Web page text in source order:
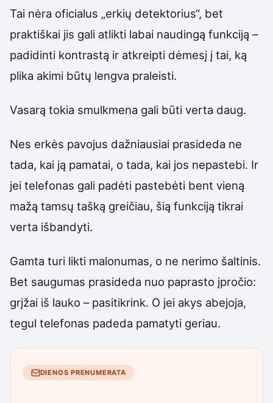
Tai nėra oficialus „erkių detektorius“, bet
praktiškai jis gali atlikti labai naudingą funkciją –
padidinti kontrastą ir atkreipti dėmesį į tai, ką
plika akimi būtų lengva praleisti.
Vasarą tokia smulkmena gali būti verta daug.
Nes erkės pavojus dažniausiai prasideda ne
tada, kai ją pamatai, o tada, kai jos nepastebi. Ir
jei telefonas gali padėti pastebėti bent vieną
mažą tamsų tašką greičiau, šią funkciją tikrai
verta išbandyti.
Gamta turi likti malonumas, o ne nerimo šaltinis.
Bet saugumas prasideda nuo paprasto įpročio:
grįžai iš lauko – pasitikrink. O jei akys abejoja,
tegul telefonas padeda pamatyti geriau.
DIENOS PRENUMERATA